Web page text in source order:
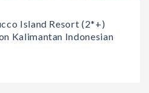
Island Resort (2*+)
Kalimantan Indonesian